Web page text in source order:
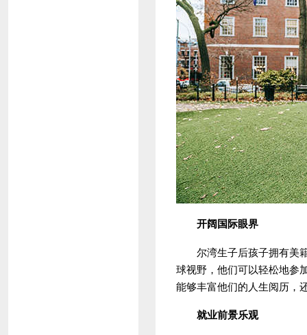
开阔国际眼界
尔湾生子后孩子拥有美籍
球视野，他们可以轻松地参
能够丰富他们的人生阅历，
就业前景乐观